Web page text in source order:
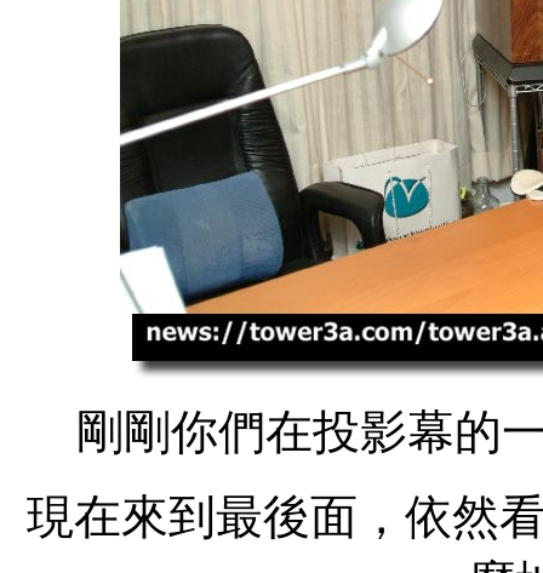
剛剛你們在投影幕的
現在來到最後面，依然